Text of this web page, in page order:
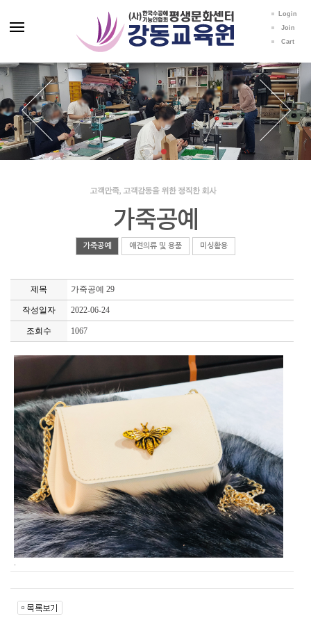
Login
Join
Cart
가죽공예
가죽공예 애견의류 및 용품 미싱활용
제목 가죽공예 29
작성일자 2022-06-24
조회수 1067